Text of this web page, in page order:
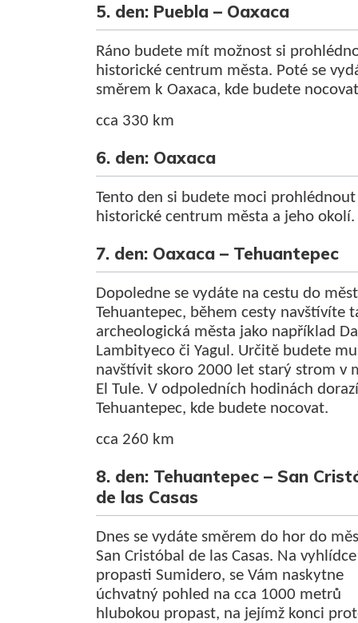
5. den: Puebla – Oaxaca
Ráno budete mít možnost si
historické centrum města. Poté se
směrem k Oaxaca, kde budete
cca 330 km
6. den: Oaxaca
Tento den si budete moci prohlédnout
historické centrum města a jeho okolí.
7. den: Oaxaca – Tehuantepec
Dopoledne se vydáte na cestu do
Tehuantepec, během cesty navštívíte
archeologická města jako například
Lambityeco či Yagul. Určitě budete
navštívit skoro 2000 let starý strom v
El Tule. V odpoledních hodinách
Tehuantepec, kde budete nocovat.
cca 260 km
8. den: Tehuantepec – San
de las Casas
Dnes se vydáte směrem do hor do
San Cristóbal de las Casas. Na
propasti Sumidero, se Vám naskytne
úchvatný pohled na cca 1000 metrů
hlubokou propast, na jejímž konci